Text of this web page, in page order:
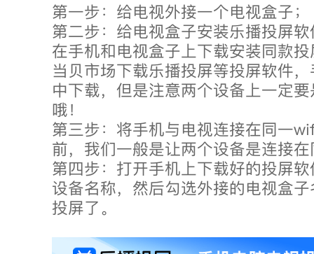
第一步：给电视外接一个电视盒子；
第二步：给电视盒子安装乐播投屏
在手机和电视盒子上下载安装同款
当贝市场下载乐播投屏等投屏软件
中下载，但是注意两个设备上一定
哦！
第三步：将手机与电视连接在同一
前，我们一般是让两个设备是连接
第四步：打开手机上下载好的投屏
设备名称，然后勾选外接的电视盒
投屏了。